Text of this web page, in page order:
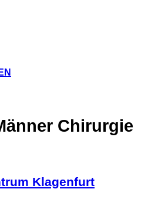
Chirurgie
Klagenfurt